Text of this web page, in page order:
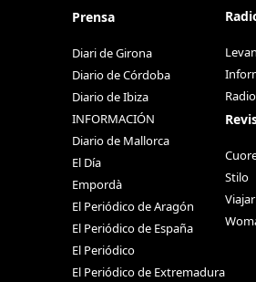
Prensa
Diari de Girona
Diario de Córdoba
Diario de Ibiza
INFORMACIÓN
Diario de Mallorca
El Día
Empordà
El Periódico de Aragón
El Periódico de España
El Periódico
El Periódico de Extremadura
Stilo
Viajar